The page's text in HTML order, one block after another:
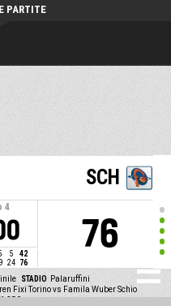
PARTITE
4
5
42
24 76
SCH
76
STADIO
Palaruffini
Iren Fixi Torino vs Famila Wuber Schio
250